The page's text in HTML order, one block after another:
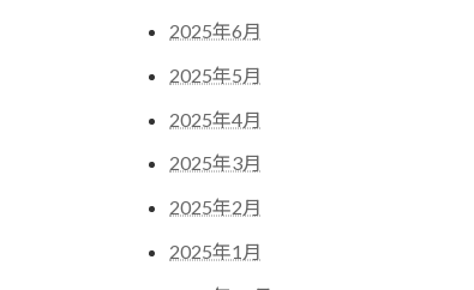
2025年6月
2025年5月
2025年4月
2025年3月
2025年2月
2025年1月